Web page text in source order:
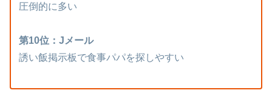
圧倒的に多い
第10位：Jメール
誘い飯掲示板で食事パパを探しやすい